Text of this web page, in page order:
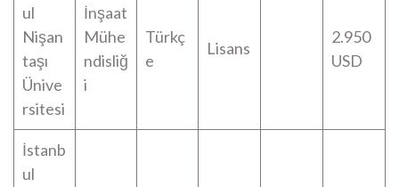
ul
Nişan
taşı
Ünive
rsitesi
İnşaat
Mühe
ndisliğ
i
Türkç
e
Lisans
2.950
USD
İstanb
ul